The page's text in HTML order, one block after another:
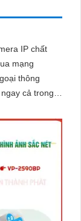
IP chất
mạng
cả trong